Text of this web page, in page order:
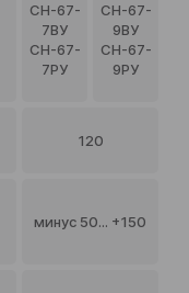
СН-67-
7ВУ
СН-67-
7РУ
СН-67-
9ВУ
СН-67-
9РУ
120
минус 50... +150